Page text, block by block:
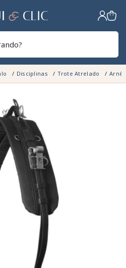
Disciplinas Trote Atrelado